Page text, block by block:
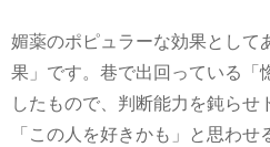
媚薬のポピュラーな効果として
果」です。巷で出回っている「
したもので、判断能力を鈍らせ
「この人を好きかも」と思わ